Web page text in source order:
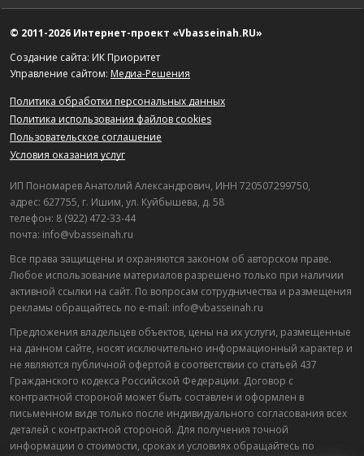
© 2011-2026 Интернет-проект «Vbasseinah.RU»
Создание сайта: ИК Приоритет
Управление сайтом: Медиа-Решения
Политика обработки персональных данных
Политика использования файлов cookies
Пользовательское соглашение
Условия оказания услуг
ИП Пономарев Анатолий Александрович, ИНН 720507299750,
адрес: 627755, г. Ишим, ул. Куйбышева, д. 58
телефон: 8 (922) 472-33-44
почта: info@vbasseinah.ru
Все права защищены и охраняются законом об авторском праве.
Любое использование материалов разрешено только при наличии
активной ссылки на сайт. По вопросам сотрудничества и размещения
рекламы обращайтесь по e-mail: info@vbasseinah.ru
Предложения владельцев объектов, цены на их услуги, размещенные
на данном сайте, носят исключительно информационный характер и
не являются публичной офертой в соответствии со статьей 437
Гражданского кодекса Российской Федерации. Договор с
контрактной стороной может быть составлен и оформлен в
письменном виде только после индивидуального согласования всех
деталей с контрактной стороной. Для получения точной
информации о стоимости, сроках и условиях обращайтесь по